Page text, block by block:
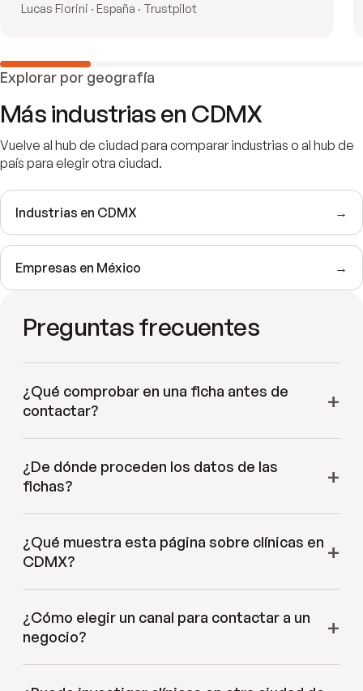
Lucas Fiorini · España · Trustpilot
Explorar por geografía
Más industrias enCDMX
Vuelve al hub de ciudad para comparar industrias o al hub de
país para elegir otra ciudad.
Industrias en CDMX →
Empresas en México →
Preguntas frecuentes
¿Qué comprobar en una ficha antes de
contactar?
¿De dónde proceden los datos de las
fichas?
¿Qué muestra esta página sobre clínicas en
CDMX?
¿Cómo elegir un canal para contactar a un
negocio?